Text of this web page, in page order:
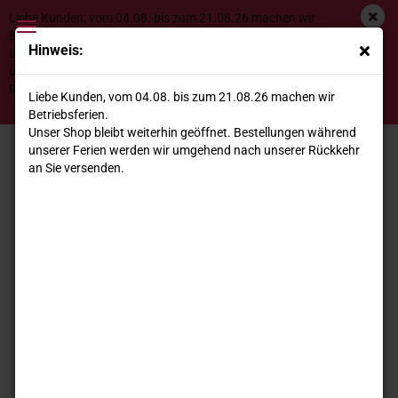
Hinweis:
Liebe Kunden, vom 04.08. bis zum 21.08.26 machen wir
Betriebsferien.
Unser Shop bleibt weiterhin geöffnet. Bestellungen während
unserer Ferien werden wir umgehend nach unserer Rückkehr
an Sie versenden.
Liebe Kunden, vom 04.08. bis zum 21.08.26 machen wir
Betriebsferien.
Unser Shop bleibt weiterhin geöffnet. Bestellungen während
unserer Ferien werden wir umgehend nach unserer
Rückkehr an Sie versenden.
Cascina del Pozzo Langhe Favorita DOC Laganella 2025
*